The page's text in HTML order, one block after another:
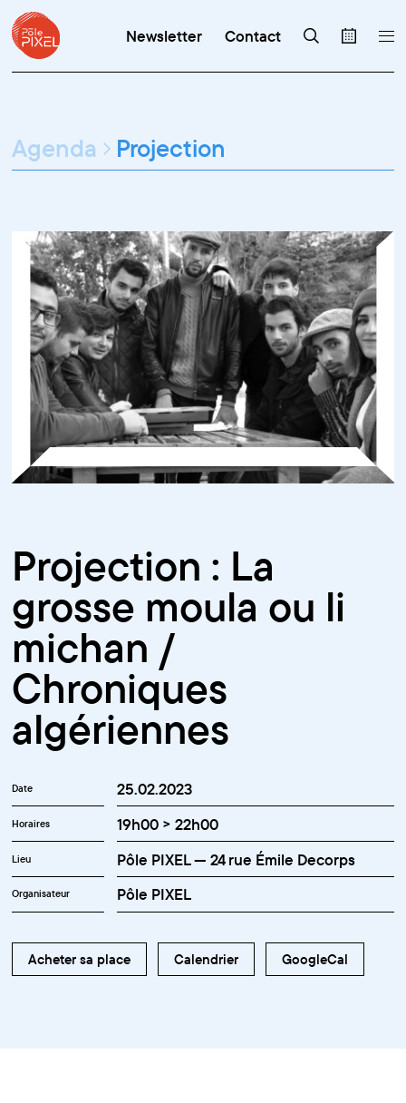
Newsletter Contact
Agenda Projection
Projection : La
grosse moula ou li
michan /
Chroniques
algériennes
Date 25.02.2023
Horaires 19h00 > 22h00
Lieu Pôle PIXEL — 24 rue Émile Decorps
Organisateur Pôle PIXEL
Acheter sa place Calendrier GoogleCal